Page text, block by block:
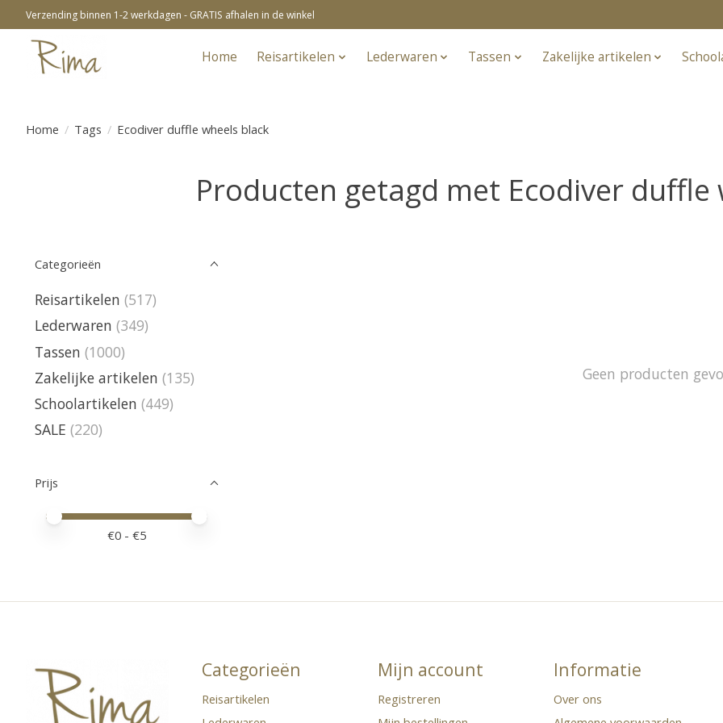
Verzending binnen 1-2 werkdagen - GRATIS afhalen in de winkel
Home Reisartikelen Lederwaren Tassen Zakelijke artikelen
Home / Tags / Ecodiver duffle wheels black
Producten getagd met Ecodiver duffle
Categorieën
Reisartikelen (517)
Lederwaren (349)
Tassen (1000)
Zakelijke artikelen (135)
Schoolartikelen (449)
SALE (220)
Prijs
Minimale prijswaarde
Price maximum value
€0 - €5
Geen producten
Categorieën
Reisartikelen
Mijn account
Registreren
Informatie
Over ons